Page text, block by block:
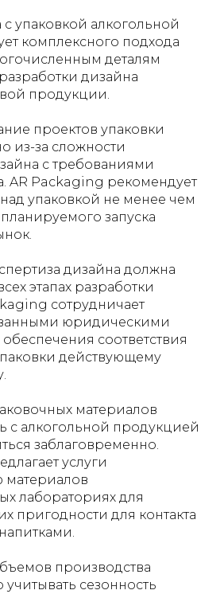
упаковкой алкогольной
комплексного подхода
деталям
разработки дизайна
продукции.
проектов упаковки
из-за сложности
с требованиями
AR Packaging рекомендует
упаковкой не менее чем
запуска
дизайна должна
этапах разработки
сотрудничает
юридическими
соответствия
действующему
материалов
с алкогольной продукцией
заблаговременно.
услуги
материалов
лабораториях для
пригодности для контакта
производства
сезонность